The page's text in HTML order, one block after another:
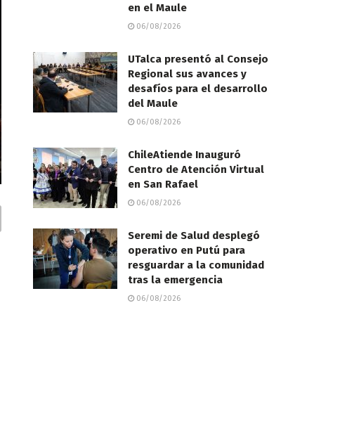
en el Maule
06/08/2026
UTalca presentó al Consejo
Regional sus avances y
desafíos para el desarrollo
del Maule
06/08/2026
ChileAtiende Inauguró
Centro de Atención Virtual
en San Rafael
06/08/2026
Seremi de Salud desplegó
operativo en Putú para
resguardar a la comunidad
tras la emergencia
06/08/2026